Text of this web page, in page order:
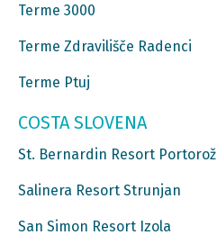
Terme 3000
Terme Zdravilišče Radenci
Terme Ptuj
COSTA SLOVENA
St. Bernardin Resort Portorož
Salinera Resort Strunjan
San Simon Resort Izola